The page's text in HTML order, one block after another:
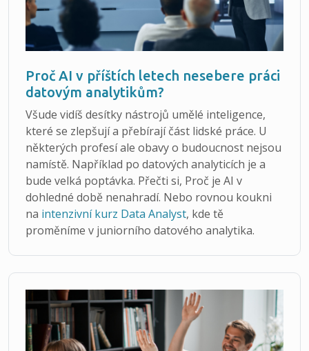
Proč AI v příštích letech nesebere práci
datovým analytikům?
Všude vidíš desítky nástrojů umělé inteligence,
které se zlepšují a přebírají část lidské práce. U
některých profesí ale obavy o budoucnost nejsou
namístě. Například po datových analyticích je a
bude velká poptávka. Přečti si, Proč je AI v
dohledné době nenahradí. Nebo rovnou koukni
na intenzivní kurz Data Analyst, kde tě
proměníme v juniorního datového analytika.